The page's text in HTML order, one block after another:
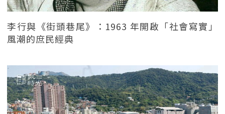
李行與《街頭巷尾》：1963 年開啟「社會寫實」
風潮的庶民經典